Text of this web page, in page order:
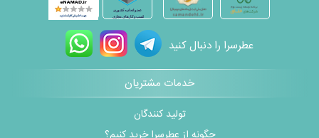
عطرسرا را دنبال کنید
خدمات مشتریان
تولید کنندگان